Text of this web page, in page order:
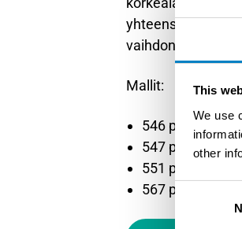
This
We use
other
Consent
yhteensopivuus
vaihdon ilman
Mallit:
546 pH/ORP -
547 pH/ORP -
551 pH/ORP -
567 pH/ORP -